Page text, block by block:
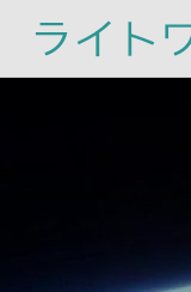
ライト